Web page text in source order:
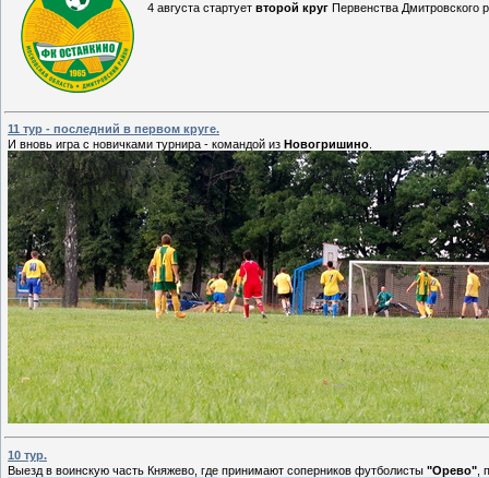
4 августа стартует второй круг Первенства Дмитровского
11 тур - последний в первом круге.
И вновь игра с новичками турнира - командой из Новогришино
10 тур.
Выезд в воинскую часть Княжево, где принимают соперников футболисты "Орево" ,